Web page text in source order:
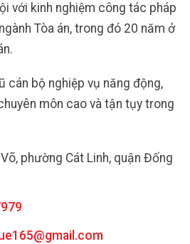
với kinh nghiệm công tác pháp
Tòa án, trong đó 20 năm ở
cán bộ nghiệp vụ năng động,
môn cao và tận tụy trong
phường Cát Linh, quận Đống